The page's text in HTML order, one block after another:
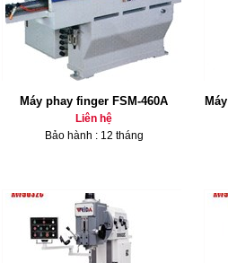
Máy phay finger FSM-460A
Liên hệ
Bảo hành : 12 tháng